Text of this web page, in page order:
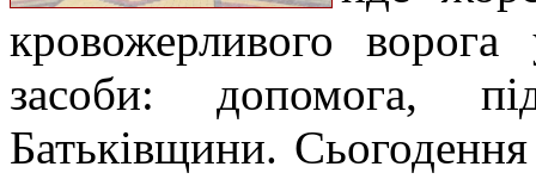
кровожерливого
засоби: допомога,
Батьківщини.